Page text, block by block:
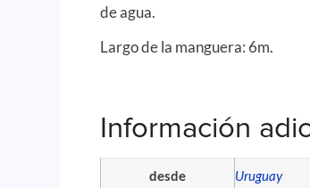
de agua.
Largo de la manguera: 6m.
Información
desde Uruguay